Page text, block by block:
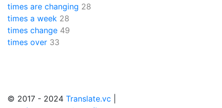
times are changing 28
times a week 28
times change 49
times over 33
© 2017 - 2024 Translate.vc